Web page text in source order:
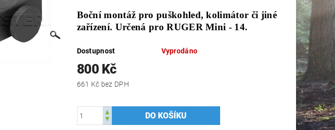
Boční montáž pro puškohled, kolimátor či jiné
zařízení. Určená pro RUGER Mini - 14.
Dostupnost Vyprodáno
800 Kč
661 Kč bez DPH